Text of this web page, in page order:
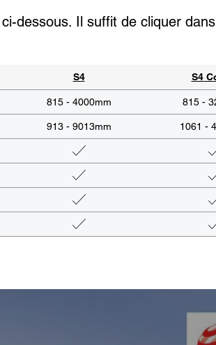
dessous. Il suffit de cliquer
S4 S4
815 - 4000mm 815 -
913 - 9013mm 1061 -